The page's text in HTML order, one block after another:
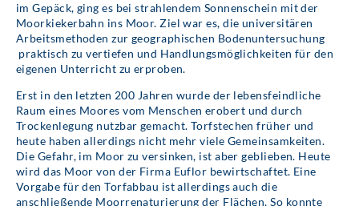
im Gepäck, ging es bei strahlendem Sonnenschein mit der
Moorkiekerbahn ins Moor. Ziel war es, die universitären
Arbeitsmethoden zur geographischen Bodenuntersuchung
praktisch zu vertiefen und Handlungsmöglichkeiten für den
eigenen Unterricht zu erproben.
Erst in den letzten 200 Jahren wurde der lebensfeindliche
Raum eines Moores vom Menschen erobert und durch
Trockenlegung nutzbar gemacht. Torfstechen früher und
heute haben allerdings nicht mehr viele Gemeinsamkeiten.
Die Gefahr, im Moor zu versinken, ist aber geblieben. Heute
wird das Moor von der Firma Euflor bewirtschaftet. Eine
Vorgabe für den Torfabbau ist allerdings auch die
anschließende Moorrenaturierung der Flächen. So konnte